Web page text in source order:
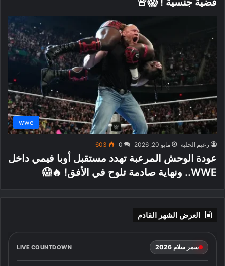
wwe
زعيم الحلبة مايو 20, 2026 0
603
عودة الوحش المرعبة تهدد مستقبل أوبا فيمي داخل
WWE.. ونهاية صادمة تلوح في الأفق! 🔥😱
العرض الشهر القادم
سمر سلام 2026 LIVE COUNTDOWN